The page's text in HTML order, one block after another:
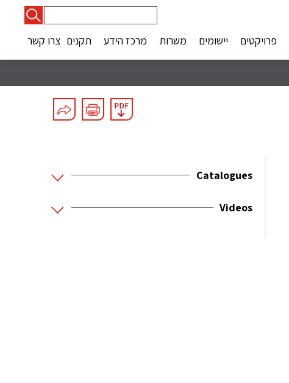
פרויקטים יישומים משרות מרכז הידע תקנים צרו קשר
Catalogues
Videos